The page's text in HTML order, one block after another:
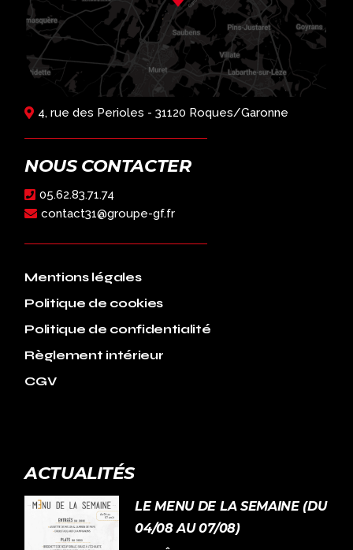
4, rue des Perioles - 31120 Roques/Garonne
NOUS CONTACTER
05.62.83.71.74
contact31@groupe-gf.fr
Mentions légales
Politique de cookies
Politique de confidentialité
Règlement intérieur
CGV
ACTUALITÉS
LE MENU DE LA SEMAINE (DU
04/08 AU 07/08)